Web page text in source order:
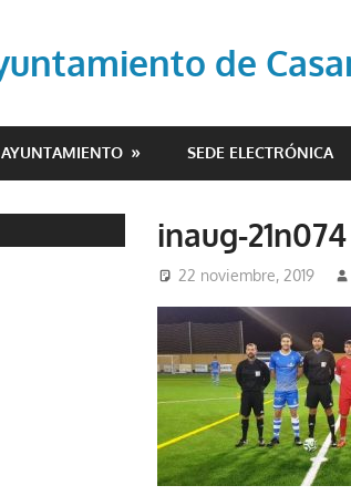
de
SEDE ELECTRÓNICA
inaug-21n074
22 noviembre, 2019